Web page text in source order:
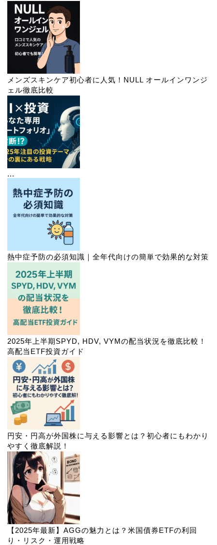
メンズスキンケア初心者に人気！NULL オールインワンジ
ェル徹底比較
...
熱中症予防の必須知識｜全年代向けの簡単で効果的な対策
2025年上半期SPYD, HDV, VYMの配当状況を徹底比較！
高配当ETF投資ガイド
円安・円高が外国株に与える影響とは？初心者にもわかり
やすく徹底解説！
【2025年最新】AGGの魅力とは？米国債券ETFの利回
り・リスク・運用戦略